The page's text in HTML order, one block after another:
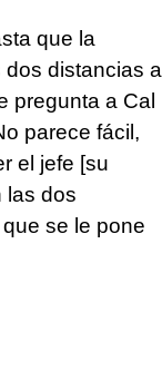
que la
distancias a
pregunta a Cal
parece fácil,
el jefe [su
las dos
se le pone